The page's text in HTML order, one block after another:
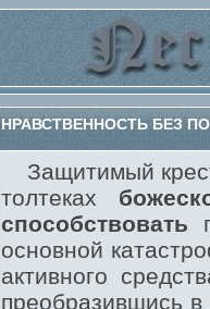
НРАВСТВЕННОСТЬ БЕЗ
Защитимый крест
толтеках
способствовать
основной
активного
преобразившись в